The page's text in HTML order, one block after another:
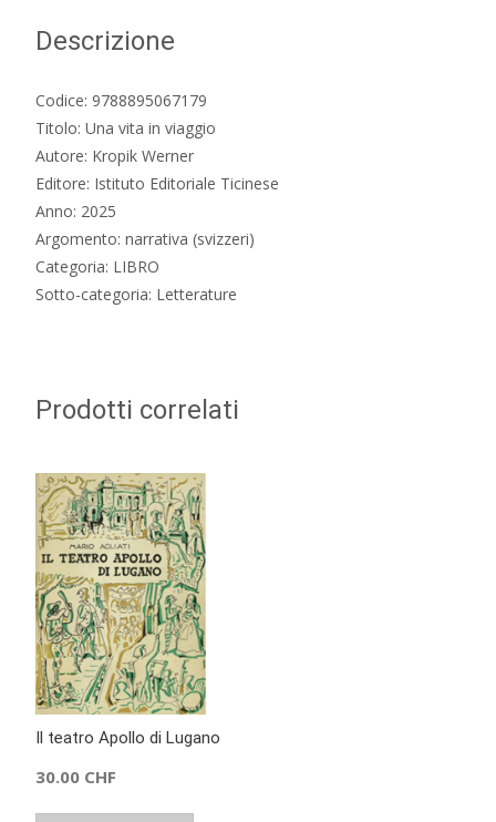
Descrizione
Codice: 9788895067179
Titolo: Una vita in viaggio
Autore: Kropik Werner
Editore: Istituto Editoriale Ticinese
Anno: 2025
Argomento: narrativa (svizzeri)
Categoria: LIBRO
Sotto-categoria: Letterature
Prodotti correlati
Il teatro Apollo di Lugano
30.00 CHF